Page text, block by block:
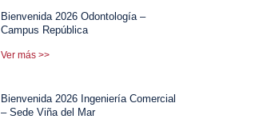
Bienvenida 2026 Odontología –
Campus República
Ver más >>
Bienvenida 2026 Ingeniería Comercial
– Sede Viña del Mar